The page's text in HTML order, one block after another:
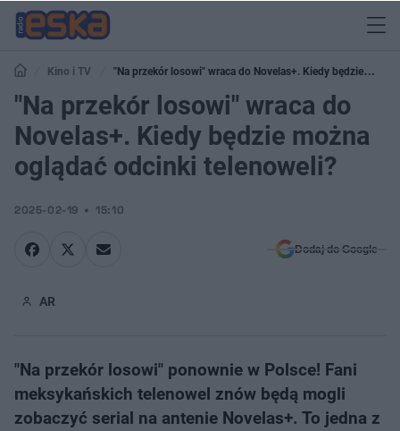
Kino i TV
"Na przekór losowi" wraca do Novelas+. Kiedy będzie
można oglądać odcinki telenoweli?
"Na przekór losowi" wraca do
Novelas+. Kiedy będzie można
oglądać odcinki telenoweli?
2025-02-19 15:10
Dodaj do Google
AR
"Na przekór losowi" ponownie w Polsce! Fani
meksykańskich telenowel znów będą mogli
zobaczyć serial na antenie Novelas+. To jedna z